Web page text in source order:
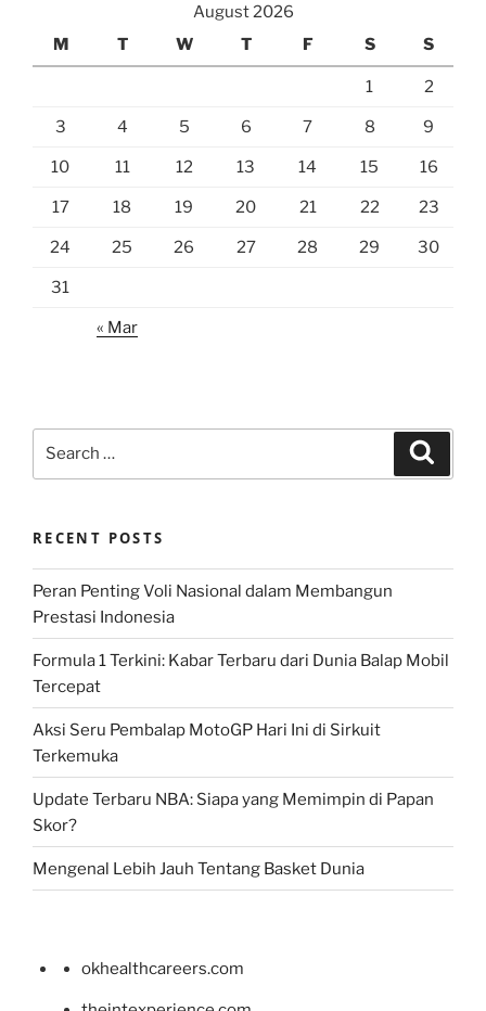
August 2026
M
T W T F S S
1 2
3 4 5 6 7 8 9
10 11 12 13 14 15 16
17 18 19 20 21 22 23
24 25 26 27 28 29 30
31
« Mar
RECENT POSTS
Peran Penting Voli Nasional dalam Membangun
Prestasi Indonesia
Formula 1 Terkini: Kabar Terbaru dari Dunia Balap Mobil
Tercepat
Aksi Seru Pembalap MotoGP Hari Ini di Sirkuit
Terkemuka
Update Terbaru NBA: Siapa yang Memimpin di Papan
Skor?
Mengenal Lebih Jauh Tentang Basket Dunia
okhealthcareers.com